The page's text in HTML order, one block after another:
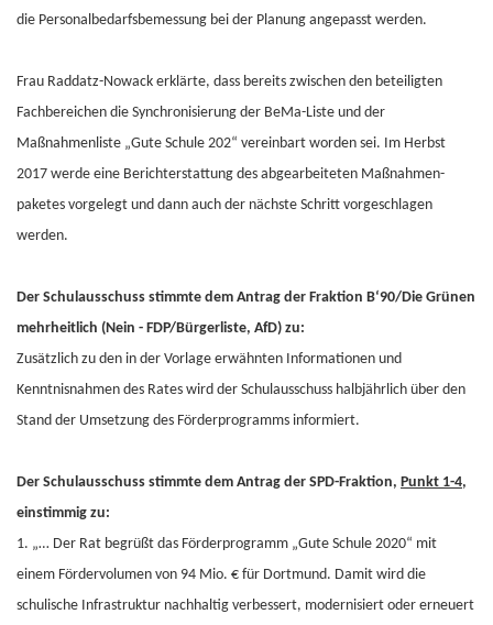
die Personalbedarfsbemessung bei der Planung angepasst werden.
Frau Raddatz-Nowack erklärte, dass bereits zwischen den beteiligten
Fachbereichen die Synchronisierung der BeMa-Liste und der
Maßnahmenliste „Gute Schule 202“ vereinbart worden sei. Im Herbst
2017 werde eine Berichterstattung des abgearbeiteten Maßnahmen-
paketes vorgelegt und dann auch der nächste Schritt vorgeschlagen
werden.
Der Schulausschuss stimmte dem Antrag der Fraktion B‘90/Die Grünen
mehrheitlich (Nein - FDP/Bürgerliste, AfD) zu:
Zusätzlich zu den in der Vorlage erwähnten Informationen und
Kenntnisnahmen des Rates wird der Schulausschuss halbjährlich über den
Stand der Umsetzung des Förderprogramms informiert.
Der Schulausschuss stimmte dem Antrag der SPD-Fraktion, Punkt 1-4,
einstimmig zu:
1. „… Der Rat begrüßt das Förderprogramm „Gute Schule 2020“ mit
einem Fördervolumen von 94 Mio. € für Dortmund. Damit wird die
schulische Infrastruktur nachhaltig verbessert, modernisiert oder erneuert